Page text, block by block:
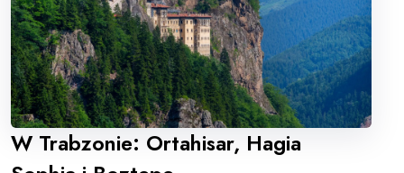
W Trabzonie: Ortahisar, Hagia